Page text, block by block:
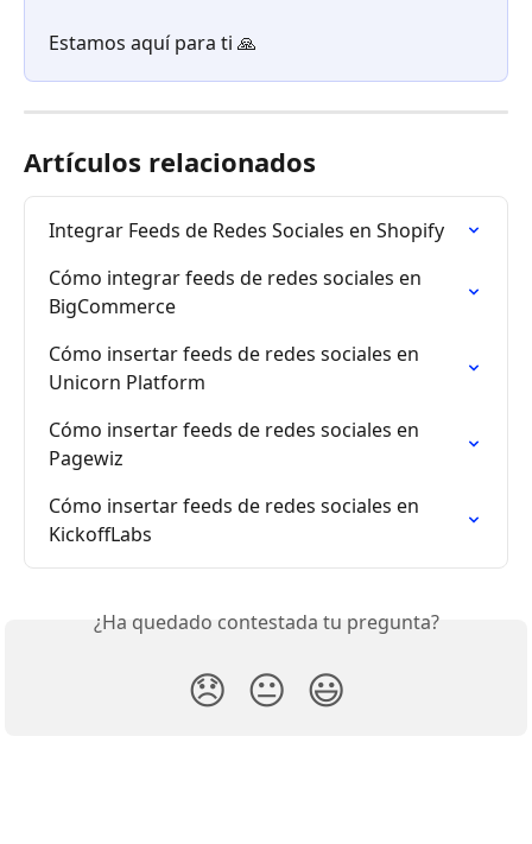
Estamos aquí para ti 🙏
Artículos relacionados
Integrar Feeds de Redes Sociales en Shopify
Cómo integrar feeds de redes sociales en
BigCommerce
Cómo insertar feeds de redes sociales en
Unicorn Platform
Cómo insertar feeds de redes sociales en
Pagewiz
Cómo insertar feeds de redes sociales en
KickoffLabs
¿Ha quedado contestada tu pregunta?
😞 😐 😃